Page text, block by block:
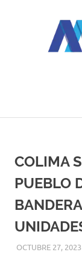
COLIMA
PUEBLO
OCTUBRE 27, 2023